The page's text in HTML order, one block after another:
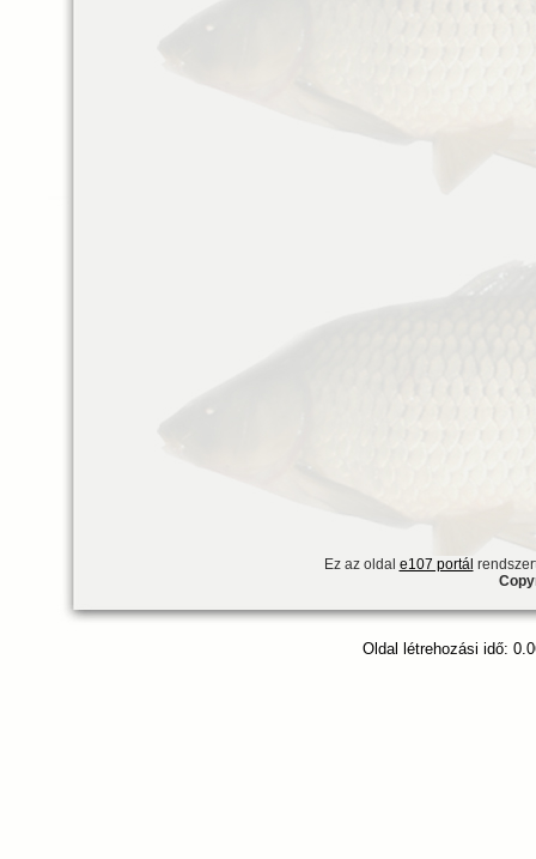
Ez az oldal e107 portál
Oldal létrehozási idő: